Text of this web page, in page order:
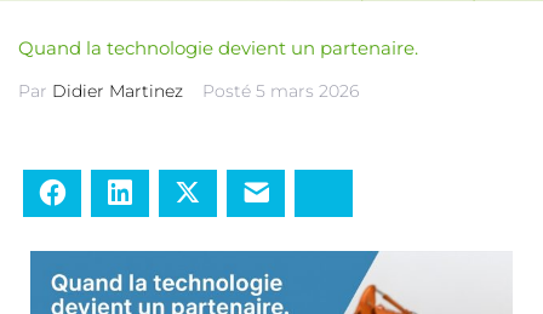
Quand la technologie devient un partenaire.
Par Didier Martinez Posté 5 mars 2026
FacebookLinkedIn Twitter